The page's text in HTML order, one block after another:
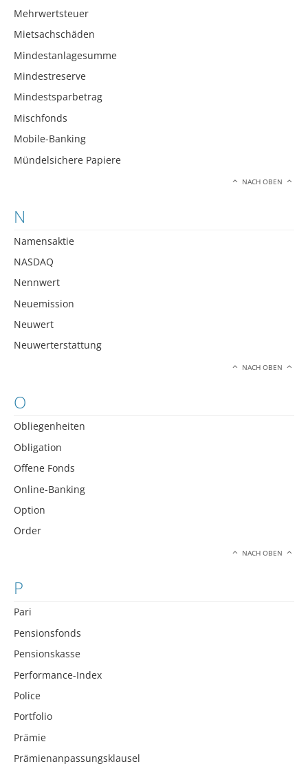
Mehrwertsteuer
Mietsachschäden
Mindestanlagesumme
Mindestreserve
Mindestsparbetrag
Mischfonds
Mobile-Banking
Mündelsichere Papiere
NACH OBEN
N
Namensaktie
NASDAQ
Nennwert
Neuemission
Neuwert
Neuwerterstattung
NACH OBEN
O
Obliegenheiten
Obligation
Offene Fonds
Online-Banking
Option
Order
NACH OBEN
P
Pari
Pensionsfonds
Pensionskasse
Performance-Index
Police
Portfolio
Prämie
Prämienanpassungsklausel